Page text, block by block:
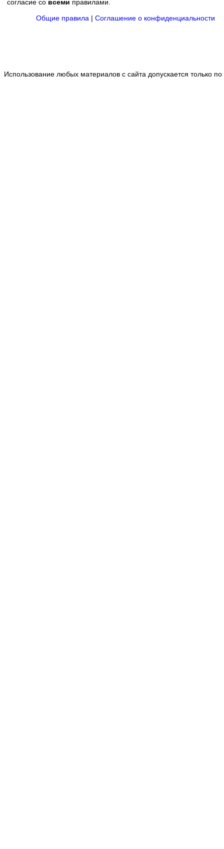
согласие со всеми правилами.
Общие правила | Соглашение о конфиденциальности
Использование любых материалов с сайта допускается только